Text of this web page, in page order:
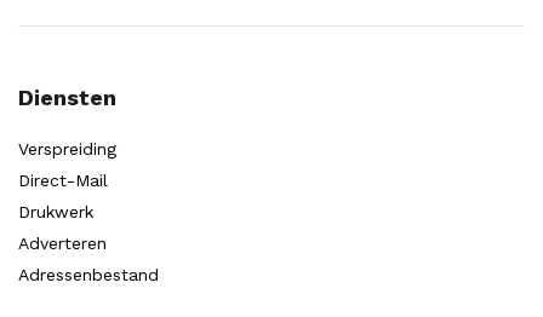
Diensten
Verspreiding
Direct-Mail
Drukwerk
Adverteren
Adressenbestand